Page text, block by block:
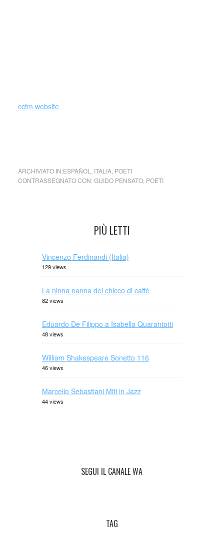
cctm.website
ARCHIVIATO IN:ESPAÑOL ITALIA, POETI
CONTRASSEGNATO CON:GUIDO PENSATO, POETI
PIÙ LETTI
Vincenzo Ferdinandi (Italia)
129 views
La ninna nanna del chicco di caffè
82 views
Eduardo De Filippo a Isabella Quarantotti
48 views
William Shakespeare Sonetto 116
46 views
Marcello Sebastiani Miti in Jazz
44 views
SEGUI IL CANALE WA
TAG